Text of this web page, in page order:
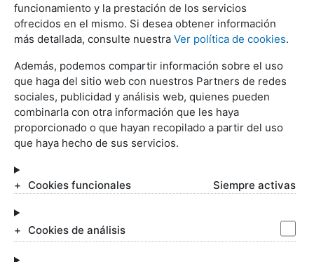
Abogados Mercantiles
Inmobiliario
Bancario e Hipotecario
REDES SOCIALES
SERVICIOS JURÍDICOS
Abogados Matrimonialistas
Incapacidad permanente
funcionamiento y la prestación de los servicios
ofrecidos en el mismo. Si desea obtener información
más detallada, consulte nuestra Ver política de cookies.
Además, podemos compartir información sobre el uso
que haga del sitio web con nuestros Partners de redes
sociales, publicidad y análisis web, quienes pueden
combinarla con otra información que les haya
proporcionado o que hayan recopilado a partir del uso
que haya hecho de sus servicios.
Cookies funcionales Siempre activas
Cookies de análisis